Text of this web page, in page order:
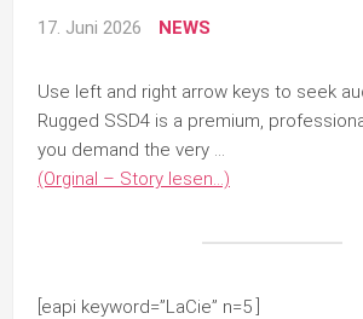
17. Juni 2026 NEWS
Use left and right arrow keys to seek
Rugged SSD4 is a premium,
you demand the very …
(Orginal – Story lesen…)
[eapi keyword=”LaCie” n=5 ]